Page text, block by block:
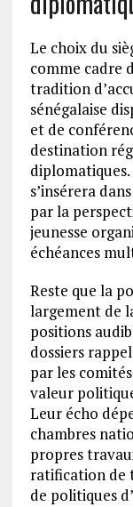
Le choix du
comme cadre
tradition
sénégalaise
et de
destination
diplomatiques.
s’insérera
par la
jeunesse
échéances
Reste que la
largement de
positions
dossiers
par les
valeur
Leur écho
chambres
propres
ratification de
de politiques